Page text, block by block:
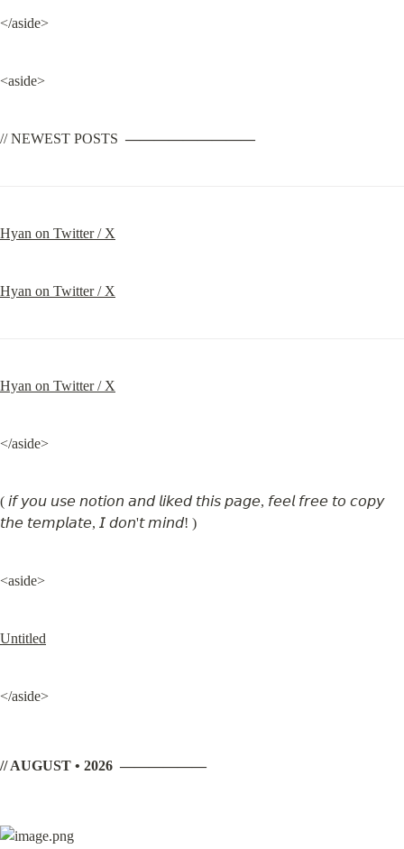
</aside>
<aside>
// NEWEST POSTS —————————
Hyan on Twitter / X
Hyan on Twitter / X
Hyan on Twitter / X
</aside>
( 𝘪𝘧 𝘺𝘰𝘶 𝘶𝘴𝘦 𝘯𝘰𝘵𝘪𝘰𝘯 𝘢𝘯𝘥 𝘭𝘪𝘬𝘦𝘥 𝘵𝘩𝘪𝘴 𝘱𝘢𝘨𝘦, 𝘧𝘦𝘦𝘭 𝘧𝘳𝘦𝘦 𝘵𝘰 𝘤𝘰𝘱𝘺
𝘵𝘩𝘦 𝘵𝘦𝘮𝘱𝘭𝘢𝘵𝘦, 𝘐 𝘥𝘰𝘯'𝘵 𝘮𝘪𝘯𝘥! )
<aside>
Untitled
</aside>
// AUGUST • 2026  ——————